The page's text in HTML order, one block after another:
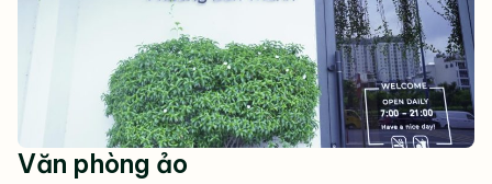
Văn phòng ảo